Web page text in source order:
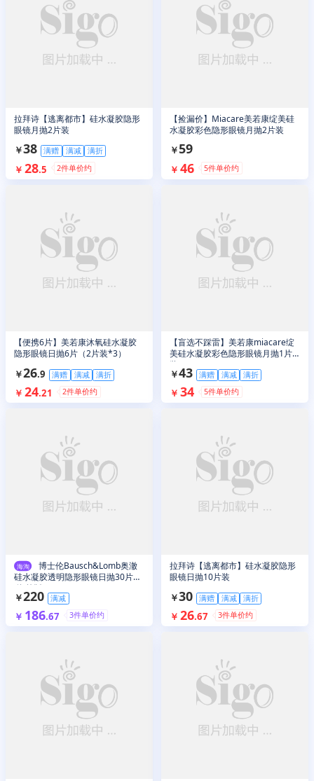
拉拜诗【逃离都市】硅水凝胶隐形
眼镜月抛2片装
￥38 满赠 满减 满折
￥ 28.5 2件单价约
【捡漏价】Miacare美若康绽美硅
水凝胶彩色隐形眼镜月抛2片装
￥59
￥ 46 5件单价约
【便携6片】美若康沐氧硅水凝胶
隐形眼镜日抛6片（2片装*3）
￥26.9 满赠 满减 满折
￥ 24.21 2件单价约
【盲选不踩雷】美若康miacare绽
美硅水凝胶彩色隐形眼镜月抛1片
装
￥43 满赠 满减 满折
￥ 34 5件单价约
海淘
博士伦Bausch&Lomb奥澈
硅水凝胶透明隐形眼镜日抛30片装
(海外版)
￥220 满减
￥ 186.67 3件单价约
拉拜诗【逃离都市】硅水凝胶隐形
眼镜日抛10片装
￥30 满赠 满减 满折
￥ 26.67 3件单价约